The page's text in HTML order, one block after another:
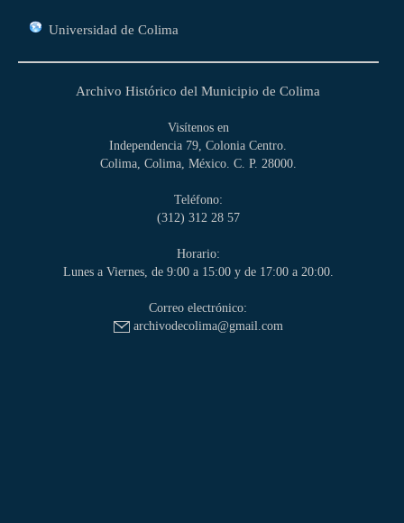
Universidad de Colima
Archivo Histórico del Municipio de Colima
Visítenos en
Independencia 79, Colonia Centro.
Colima, Colima, México. C. P. 28000.
Teléfono:
(312) 312 28 57
Horario:
Lunes a Viernes, de 9:00 a 15:00 y de 17:00 a 20:00.
Correo electrónico:
archivodecolima@gmail.com